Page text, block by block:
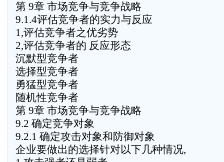
第 9章 市场竞争与竞争战略
9.1.4评估竞争者的实力与反应
1,评估竞争者之优劣势
2,评估竞争者的 反应形态
沉默型竞争者
选择型竞争者
勇猛型竞争者
随机性竞争者
第 9章 市场竞争与竞争战略
9.2 确定竞争对象
9.2.1 确定攻击对象和防御对象
企业要做出的选择针对以下几种情况,